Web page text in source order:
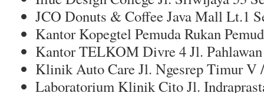
JCO Donuts & Coffee Java Mall Lt.1
Kantor Kopegtel Pemuda Rukan
Kantor TELKOM Divre 4 Jl.
Klinik Auto Care Jl. Ngesrep Timur V
Laboratorium Klinik Cito Jl.